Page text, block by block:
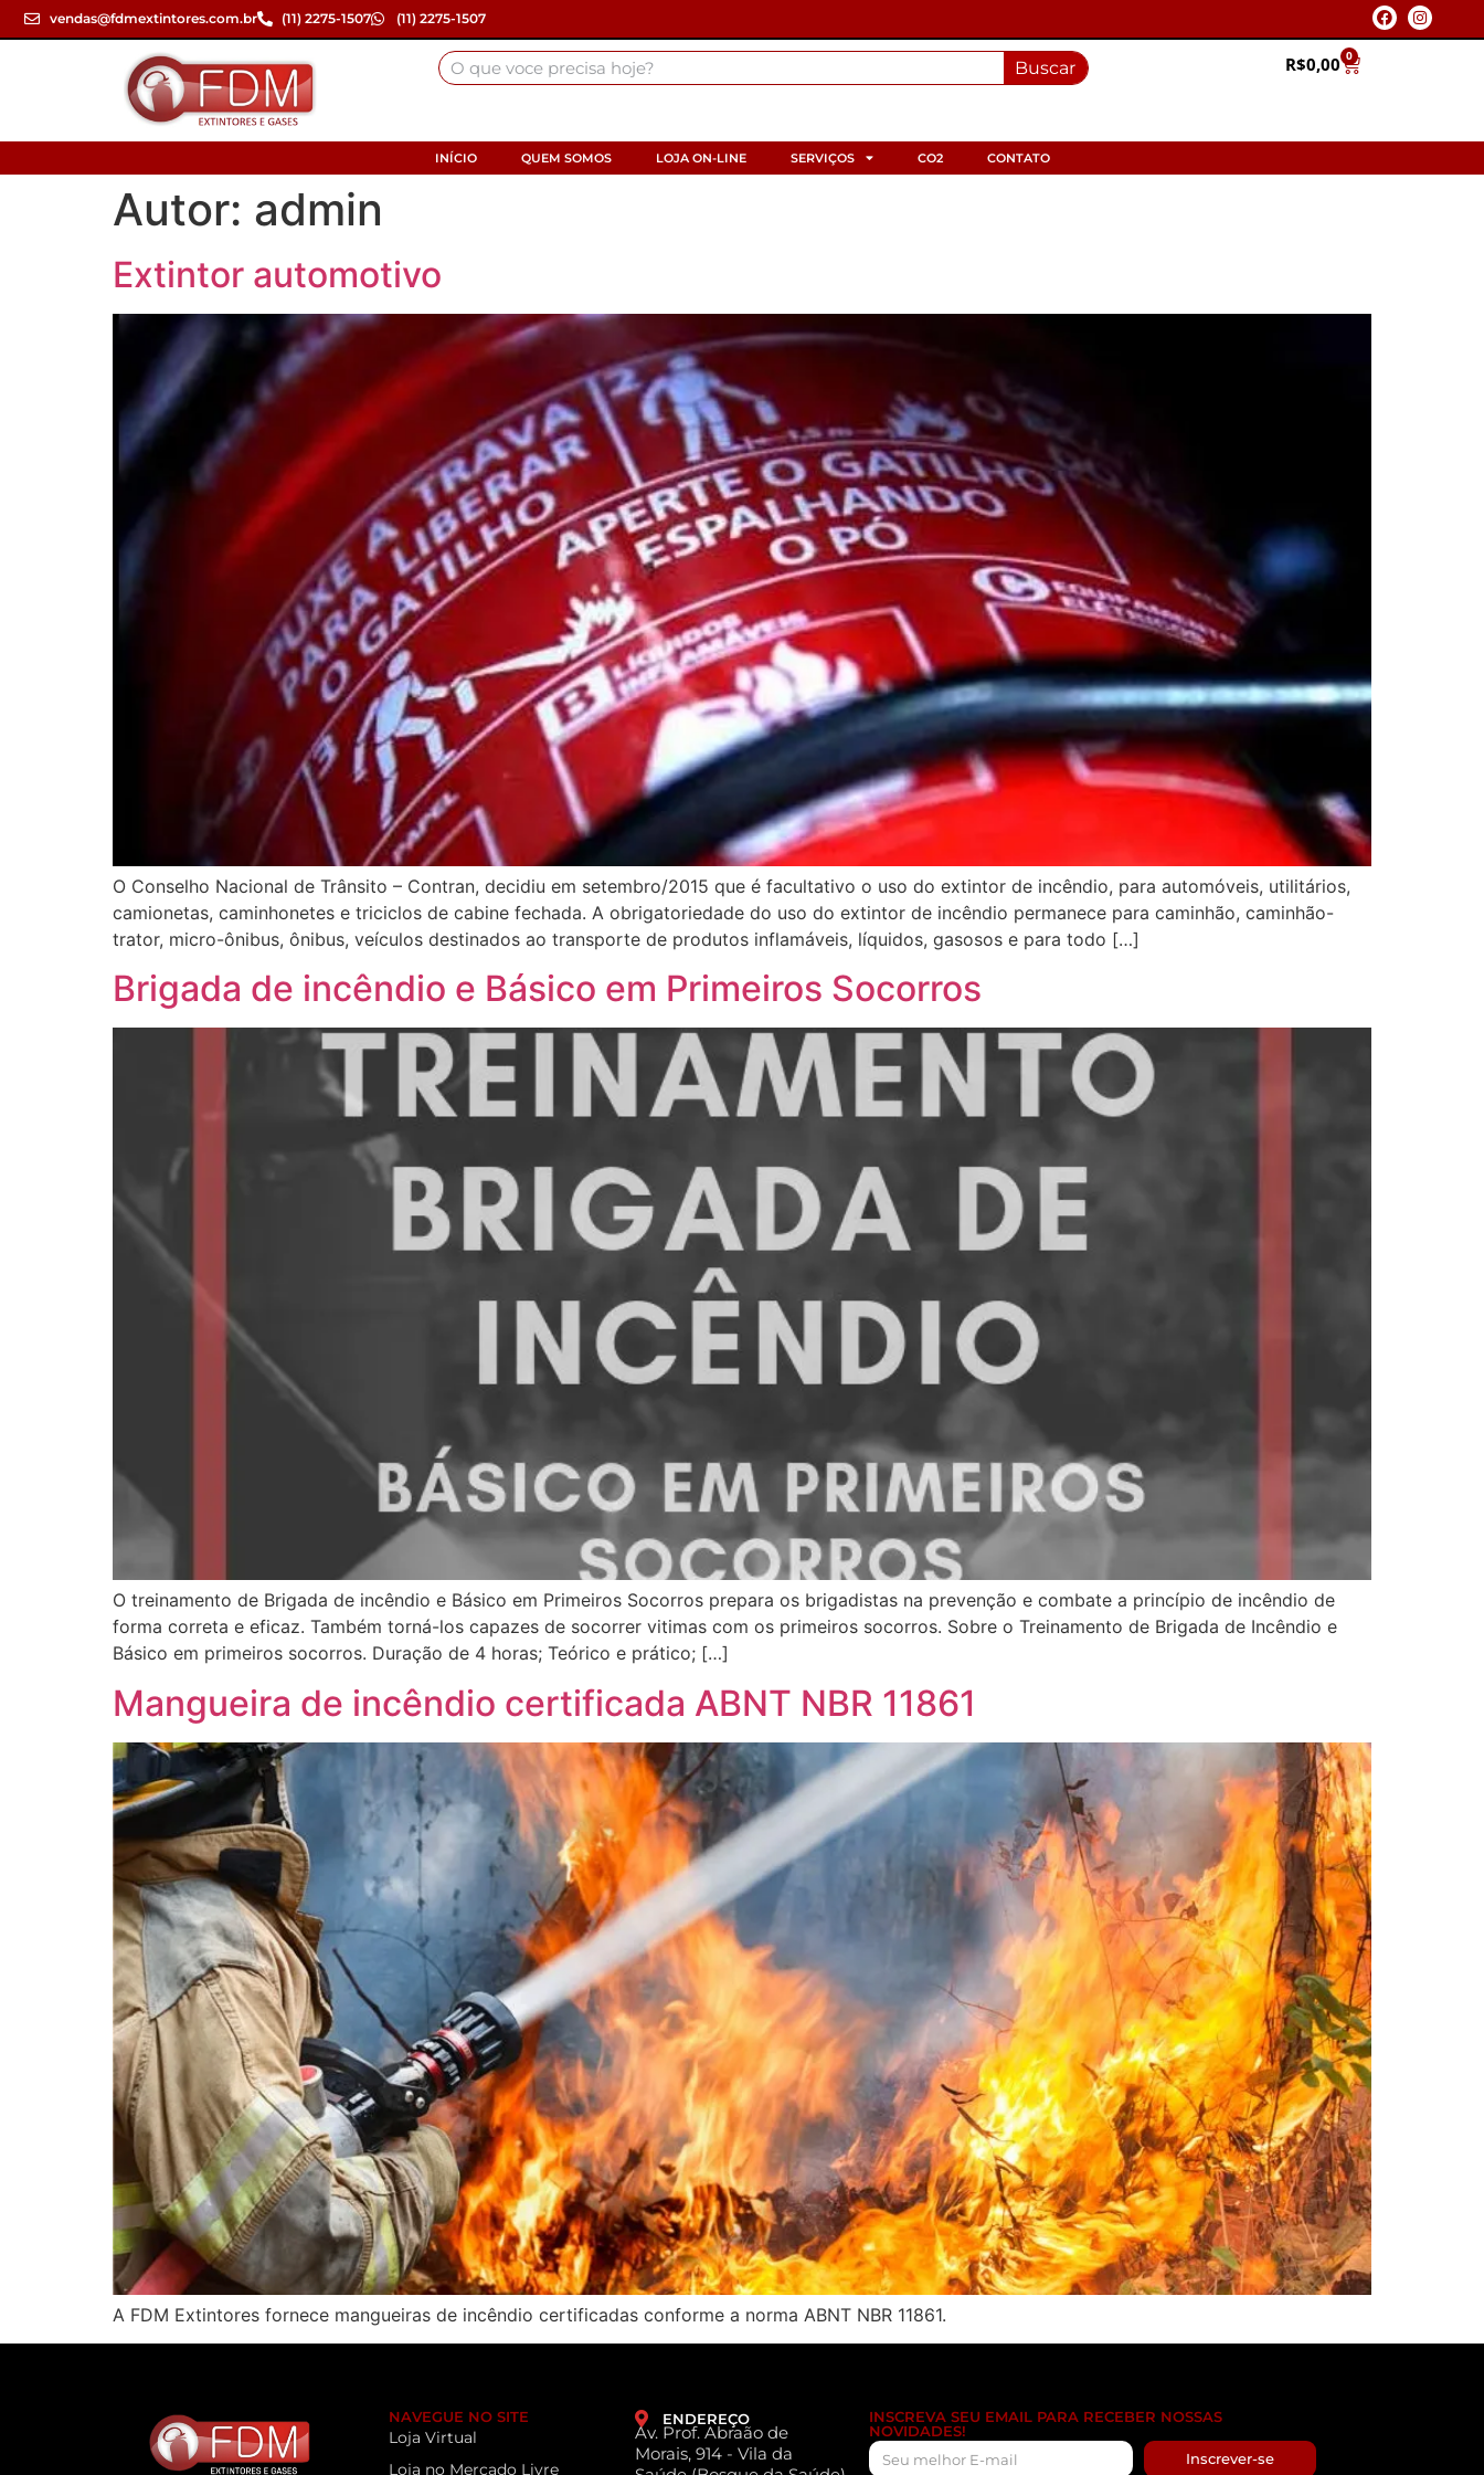
vendas@fdmextintores.com.br (11) 2275-1507 (11) 2275-1507
Buscar R$0,00 0
INÍCIO QUEM SOMOS LOJA ON-LINE SERVIÇOS CO2 CONTATO
Autor: admin
Extintor automotivo
O Conselho Nacional de Trânsito – Contran, decidiu em setembro/2015 que é facultativo o uso do extintor de incêndio, para automóveis, utilitários,
camionetas, caminhonetes e triciclos de cabine fechada. A obrigatoriedade do uso do extintor de incêndio permanece para caminhão, caminhão-
trator, micro-ônibus, ônibus, veículos destinados ao transporte de produtos inflamáveis, líquidos, gasosos e para todo […]
Brigada de incêndio e Básico em Primeiros Socorros
O treinamento de Brigada de incêndio e Básico em Primeiros Socorros prepara os brigadistas na prevenção e combate a princípio de incêndio de
forma correta e eficaz. Também torná-los capazes de socorrer vitimas com os primeiros socorros. Sobre o Treinamento de Brigada de Incêndio e
Básico em primeiros socorros. Duração de 4 horas; Teórico e prático; […]
Mangueira de incêndio certificada ABNT NBR 11861
A FDM Extintores fornece mangueiras de incêndio certificadas conforme a norma ABNT NBR 11861.
NAVEGUE NO SITE
Loja Virtual
Loja no Mercado Livre
ENDEREÇO
Av. Prof. Abraão de
Morais, 914 - Vila da
INSCREVA SEU EMAIL PARA RECEBER NOSSAS
NOVIDADES!
Inscrever-se